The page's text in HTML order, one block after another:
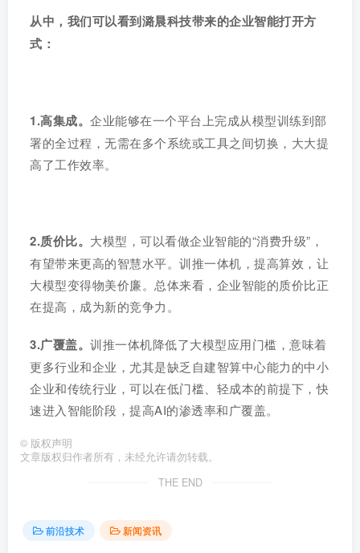
从中，我们可以看到潞晨科技带来的企业智能打开方
式：
1.高集成。 企业能够在一个平台上完成从模型训练到部
署的全过程，无需在多个系统或工具之间切换，大大提
高了工作效率。
2.质价比。 大模型，可以看做企业智能的“消费升级”，
有望带来更高的智慧水平。训推一体机，提高算效，让
大模型变得物美价廉。总体来看，企业智能的质价比正
在提高，成为新的竞争力。
3.广覆盖。 训推一体机降低了大模型应用门槛，意味着
更多行业和企业，尤其是缺乏自建智算中心能力的中小
企业和传统行业，可以在低门槛、轻成本的前提下，快
速进入智能阶段，提高AI的渗透率和广覆盖。
© 版权声明
文章版权归作者所有，未经允许请勿转载。
THE END
前沿技术 新闻资讯